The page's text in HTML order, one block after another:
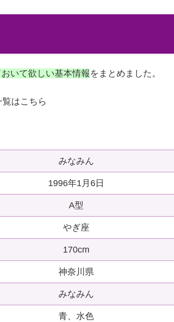
いて欲しい基本情報 をまとめました。
はこちら
みなみん
1996年1月6日
A型
やぎ座
170cm
神奈川県
みなみん
青、水色